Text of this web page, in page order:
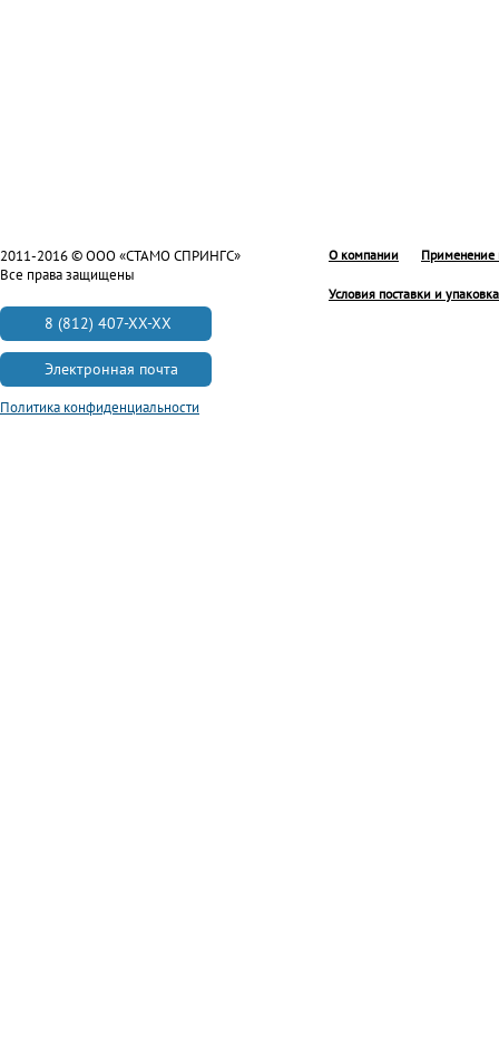
О компании Применение
Условия поставки и упаковка
2011-2016 © ООО «СТАМО СПРИНГС»
Все права защищены
8 (812) 407-XX-XX
Электронная почта
Политика конфиденциальности